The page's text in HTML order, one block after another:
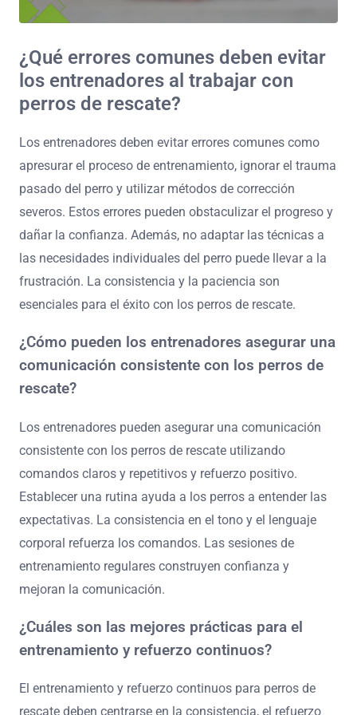
¿Qué errores comunes deben evitar
los entrenadores al trabajar con
perros de rescate?
Los entrenadores deben evitar errores comunes como
apresurar el proceso de entrenamiento, ignorar el trauma
pasado del perro y utilizar métodos de corrección
severos. Estos errores pueden obstaculizar el progreso y
dañar la confianza. Además, no adaptar las técnicas a
las necesidades individuales del perro puede llevar a la
frustración. La consistencia y la paciencia son
esenciales para el éxito con los perros de rescate.
¿Cómo pueden los entrenadores asegurar una
comunicación consistente con los perros de
rescate?
Los entrenadores pueden asegurar una comunicación
consistente con los perros de rescate utilizando
comandos claros y repetitivos y refuerzo positivo.
Establecer una rutina ayuda a los perros a entender las
expectativas. La consistencia en el tono y el lenguaje
corporal refuerza los comandos. Las sesiones de
entrenamiento regulares construyen confianza y
mejoran la comunicación.
¿Cuáles son las mejores prácticas para el
entrenamiento y refuerzo continuos?
El entrenamiento y refuerzo continuos para perros de
rescate deben centrarse en la consistencia, el refuerzo